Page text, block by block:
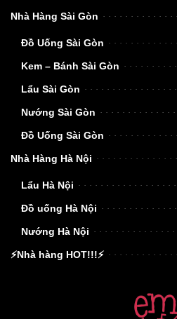
Nhà Hàng Sài Gòn
Đồ Uống Sài Gòn
Kem – Bánh Sài Gòn
Lẩu Sài Gòn
Nướng Sài Gòn
Đồ Uống Sài Gòn
Nhà Hàng Hà Nội
Lẩu Hà Nội
Đồ uống Hà Nội
Nướng Hà Nội
⚡Nhà hàng HOT!!!⚡